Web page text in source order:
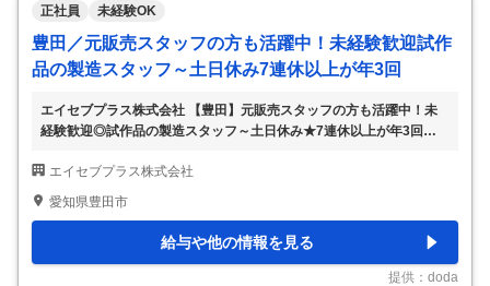
正社員 未経験OK
豊田／元販売スタッフの方も活躍中！未経験歓迎試作
品の製造スタッフ～土日休み7連休以上が年3回
エイセブプラス株式会社 【豊田】元販売スタッフの方も活躍中！未
経験歓迎◎試作品の製造スタッフ～土日休み★7連休以上が年3回
試作品の製造スタッフ～土日休み★7連休以上が年3回 【具体的な仕
事内容】 ★未経験歓迎◎コツコツとした作業が得意な方、チームワ
や転職回数、ブランク期間も問いません！元コンビニ店員、販売スタ
ッフ、事務職など、製造現場が初めてという方でも活躍をしています
★ トヨタグループのデンソー工場内で、 次世代ハイブリッド車に使
エイセブプラス株式会社
愛知県豊田市
給与や他の情報を見る
提供：doda